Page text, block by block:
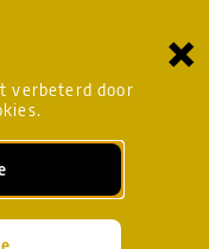
verbeterd door
×